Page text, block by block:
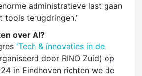
administratieve last gaan
terugdringen.’
over AI?
'Tech & ínnovaties in de
door RINO Zuid) op
in Eindhoven richten we de